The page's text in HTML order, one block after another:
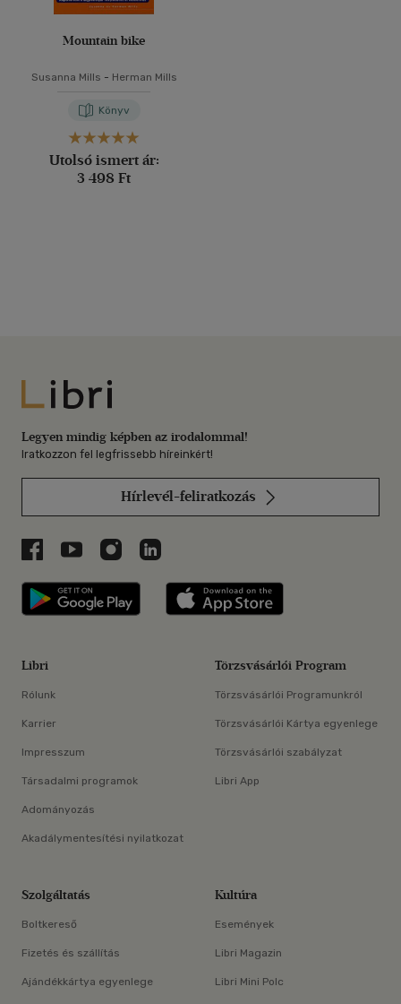
Mountain bike
Susanna Mills - Herman Mills
Könyv
Utolsó ismert ár:
3 498 Ft
Libri
Legyen mindig képben az irodalommal!
Iratkozzon fel legfrissebb híreinkért!
Hírlevél-feliratkozás
Libri a Facebookon
Libri a Youtube-on
Libri az Instagramon
Libri a LinkedInen
Libri applikáció Szerezd meg: Google
Libri
Rólunk
Karrier
Impresszum
Társadalmi programok
Adományozás
Akadálymentesítési nyilatkozat
Törzsvásárlói Program
Törzsvásárlói Programunkról
Törzsvásárlói Kártya egyenlege
Törzsvásárlói szabályzat
Libri App
Szolgáltatás
Boltkereső
Fizetés és szállítás
Ajándékkártya egyenlege
Kultúra
Események
Libri Magazin
Libri Mini Polc